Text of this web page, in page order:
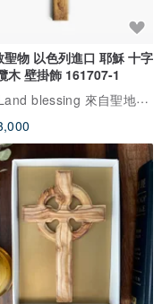
哦~所以顏色及尺寸不可
諒解此點後才下訂~謝謝!
色差是無法避免的，顏色
諒解此點後下訂。
聖物 以色列進口 耶穌 十字
木 壁掛飾 161707-1